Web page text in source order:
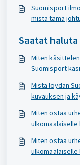
Suomisport
mistä tämä
Saatat haluta
Miten
Suomisport
Mistä löydän
kuvauksen ja
Miten ostaa
Miten ostaa